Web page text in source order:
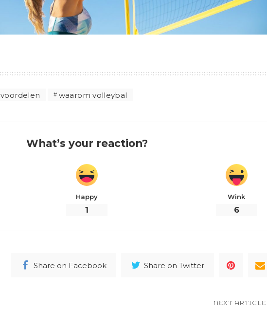
voordelen waarom volleybal
What’s your reaction?
Happy
1
Wink
6
Share on Facebook Share on Twitter
NEXT ARTICLE